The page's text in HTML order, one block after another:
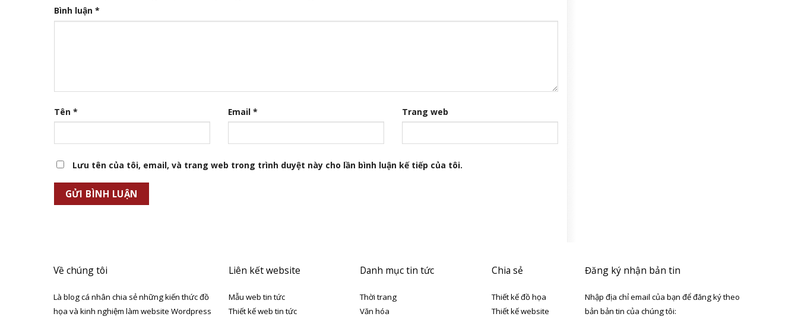
Bình luận *
Tên * Email * Trang web
Lưu tên của tôi, email, và trang web trong trình duyệt này cho lần bình luận kế tiếp của tôi.
Về chúng tôi
Là blog cá nhân chia sẻ những kiến thức đồ
họa và kinh nghiệm làm website Wordpress
Liên kết website
Mẫu web tin tức
Thiết kế web tin tức
Danh mục tin tức
Thời trang
Văn hóa
Chia sẻ
Thiết kế đồ họa
Thiết kế website
Đăng ký nhận bản tin
Nhập địa chỉ email của bạn để đăng ký theo
bản bản tin của chúng tôi: